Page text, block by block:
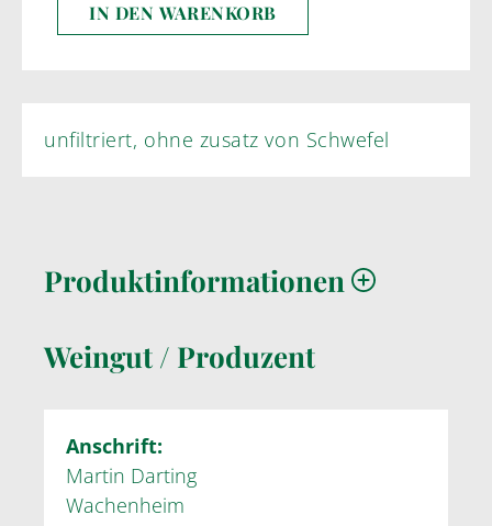
IN DEN WARENKORB
unfiltriert, ohne zusatz von Schwefel
Produktinformationen
Weingut / Produzent
Anschrift:
Martin Darting
Wachenheim